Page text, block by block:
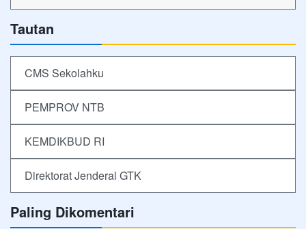
Tautan
CMS Sekolahku
PEMPROV NTB
KEMDIKBUD RI
Direktorat Jenderal GTK
Paling Dikomentari